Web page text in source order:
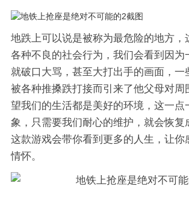
地跌上可以说是被称为最危险的地方，
各种不良的社会行为，我们会看到因为
就破口大骂，甚至大打出手的画面，一
被各种推搡跌打接而引来了他父母对周
望我们的生活都是美好的环境，这一点
象，只需要我们耐心的维护，就会恢复
这款游戏会带你看到更多的人生，让你
情怀。